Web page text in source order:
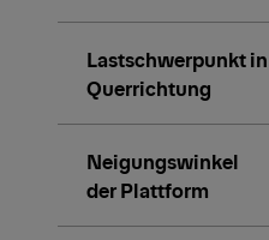
Lastschwerpunkt in
Querrichtung
Neigungswinkel
der Plattform